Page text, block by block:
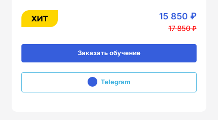
15 850 ₽
17 850 ₽
Заказать обучение
Telegram